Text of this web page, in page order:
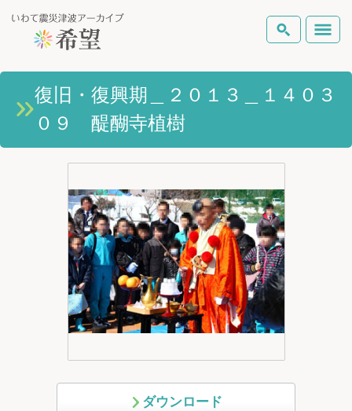
いわて震災津波アーカイブとは
岩手県の被害状況
ピックアップコンテンツ
Foreign Laguage
検索
復旧・復興期＿２０１３＿１４０３
０９ 醍醐寺植樹
ダウンロード